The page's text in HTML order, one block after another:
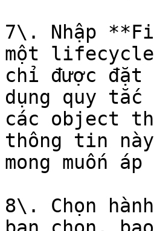
7\. Nhập
một
chỉ được đặt
dụng quy
các object
thông tin
mong muốn
8\. Chọn